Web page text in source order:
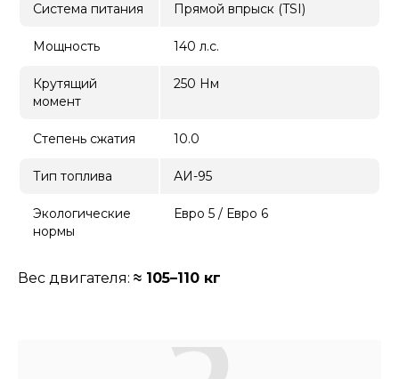
Система питания Прямой впрыск (TSI)
Мощность 140 л.с.
Крутящий
момент
250 Нм
Степень сжатия 10.0
Тип топлива АИ-95
Экологические
нормы
Евро 5 / Евро 6
Вес двигателя: ≈ 105–110 кг